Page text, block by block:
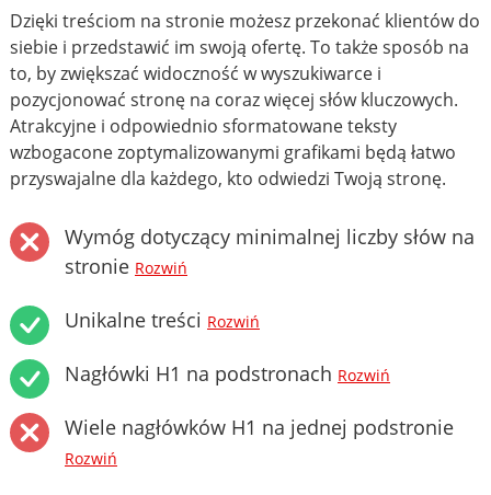
Dzięki treściom na stronie możesz przekonać klientów do
siebie i przedstawić im swoją ofertę. To także sposób na
to, by zwiększać widoczność w wyszukiwarce i
pozycjonować stronę na coraz więcej słów kluczowych.
Atrakcyjne i odpowiednio sformatowane teksty
wzbogacone zoptymalizowanymi grafikami będą łatwo
przyswajalne dla każdego, kto odwiedzi Twoją stronę.
Wymóg dotyczący minimalnej liczby słów na
stronie Rozwiń
Unikalne treści Rozwiń
Nagłówki H1 na podstronach Rozwiń
Wiele nagłówków H1 na jednej podstronie
Rozwiń